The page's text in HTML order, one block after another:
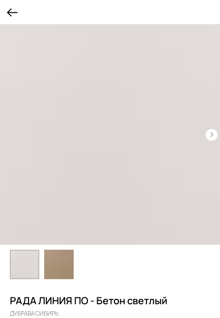
РАДА ЛИНИЯ ПО - Бетон светлый
ДУБРАВА СИБИРЬ